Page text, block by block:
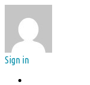
Sign in